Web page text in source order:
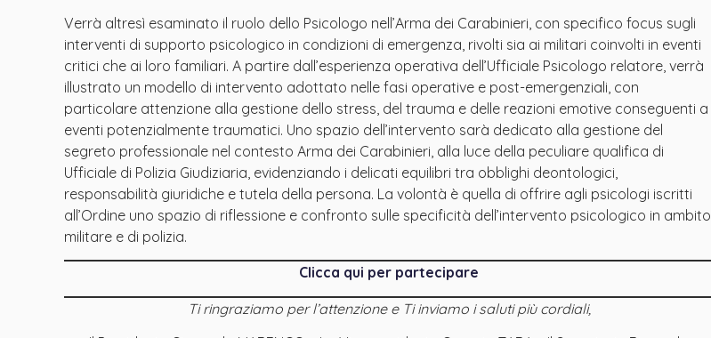
Verrà altresì esaminato il ruolo dello Psicologo nell’Arma dei Carabinieri, con specifico focus sugli
interventi di supporto psicologico in condizioni di emergenza, rivolti sia ai militari coinvolti in eventi
critici che ai loro familiari. A partire dall’esperienza operativa dell’Ufficiale Psicologo relatore, verrà
illustrato un modello di intervento adottato nelle fasi operative e post-emergenziali, con
particolare attenzione alla gestione dello stress, del trauma e delle reazioni emotive conseguenti a
eventi potenzialmente traumatici. Uno spazio dell’intervento sarà dedicato alla gestione del
segreto professionale nel contesto Arma dei Carabinieri, alla luce della peculiare qualifica di
Ufficiale di Polizia Giudiziaria, evidenziando i delicati equilibri tra obblighi deontologici,
responsabilità giuridiche e tutela della persona. La volontà è quella di offrire agli psicologi iscritti
all’Ordine uno spazio di riflessione e confronto sulle specificità dell’intervento psicologico in ambito
militare e di polizia.
Clicca qui per partecipare
Ti ringraziamo per l’attenzione e Ti inviamo i saluti più cordiali,